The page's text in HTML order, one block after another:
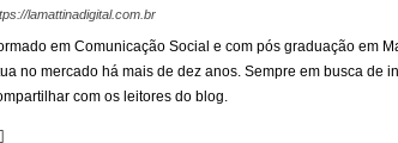
lamattinadigital.com.br
em Comunicação Social e com pós graduação em
no mercado há mais de dez anos. Sempre em busca de
com os leitores do blog.